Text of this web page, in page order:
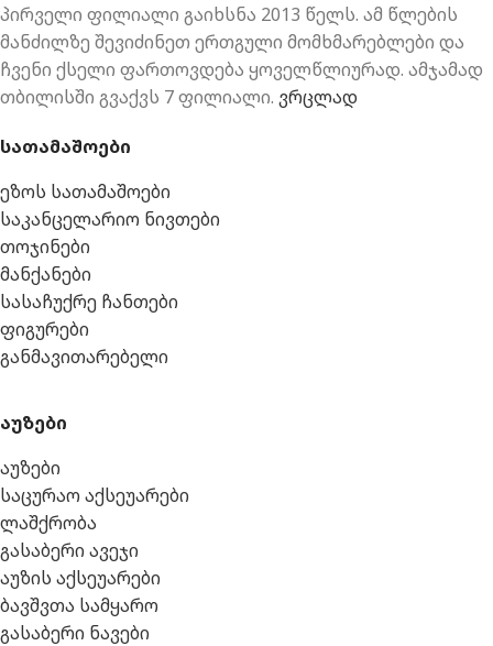
პირველი ფილიალი გაიხსნა 2013 წელს. ამ წლების
მანძილზე შევიძინეთ ერთგული მომხმარებლები და
ჩვენი ქსელი ფართოვდება ყოველწლიურად. ამჯამად
თბილისში გვაქვს 7 ფილიალი. ვრცლად
სათამაშოები
ეზოს სათამაშოები
საკანცელარიო ნივთები
თოჯინები
მანქანები
სასაჩუქრე ჩანთები
ფიგურები
განმავითარებელი
აუზები
აუზები
საცურაო აქსეუარები
ლაშქრობა
გასაბერი ავეჯი
აუზის აქსეუარები
ბავშვთა სამყარო
გასაბერი ნავები